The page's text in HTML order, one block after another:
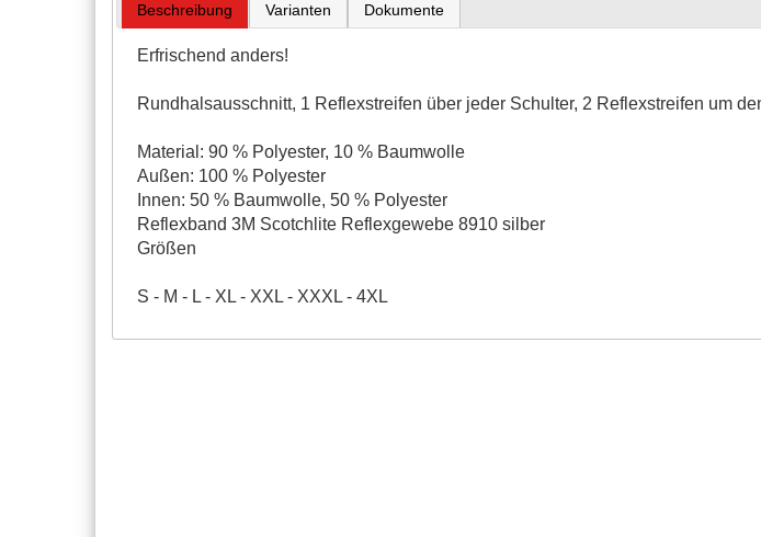
Beschreibung Varianten Dokumente
Erfrischend anders!
Rundhalsausschnitt, 1 Reflexstreifen über jeder Schulter, 2 Reflexstreifen um
Material: 90 % Polyester, 10 % Baumwolle
Außen: 100 % Polyester
Innen: 50 % Baumwolle, 50 % Polyester
Reflexband 3M Scotchlite Reflexgewebe 8910 silber
Größen
S - M - L - XL - XXL - XXXL - 4XL